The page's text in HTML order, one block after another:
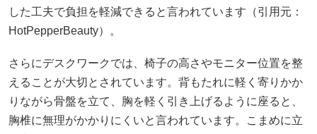
した工夫で負担を軽減できると言われています（引用元：
HotPepperBeauty）。
さらにデスクワークでは、椅子の高さやモニター位置を整
えることが大切とされています。背もたれに軽く寄りかか
りながら骨盤を立て、胸を軽く引き上げるように座ると、
胸椎に無理がかかりにくいと言われています。こまめに立